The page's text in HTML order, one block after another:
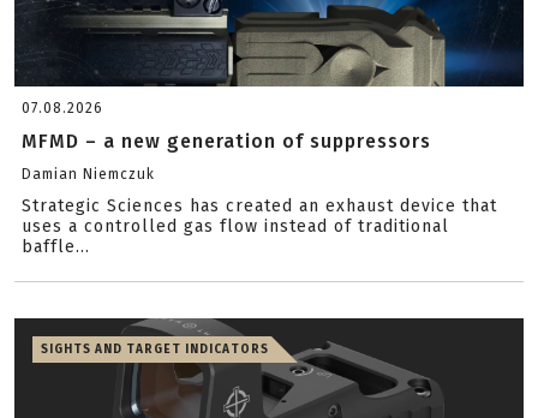
07.08.2026
MFMD – a new generation of suppressors
Damian Niemczuk
Strategic Sciences has created an exhaust device that
uses a controlled gas flow instead of traditional
baffle...
SIGHTS AND TARGET INDICATORS